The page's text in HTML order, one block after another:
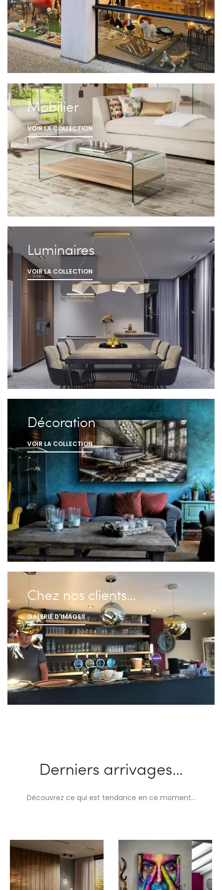
Mobilier
VOIR LA COLLECTION
Luminaires
VOIR LA COLLECTION
Décoration
VOIR LA COLLECTION
Chez nos clients…
GALERIE D'IMAGES
Derniers arrivages...
Découvrez ce qui est tendance en ce moment…